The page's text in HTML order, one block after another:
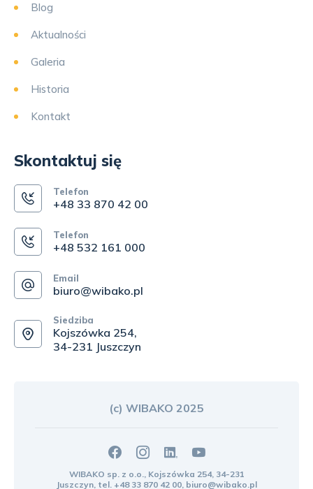
Blog
Aktualności
Galeria
Historia
Kontakt
Skontaktuj się
Telefon
+48 33 870 42 00
Telefon
+48 532 161 000
Email
biuro@wibako.pl
Siedziba
Kojszówka 254,
34-231 Juszczyn
(c) WIBAKO 2025
WIBAKO sp. z o.o., Kojszówka 254, 34-231
Juszczyn, tel. +48 33 870 42 00, biuro@wibako.pl